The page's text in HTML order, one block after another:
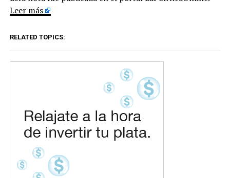
Leer más
RELATED TOPICS: